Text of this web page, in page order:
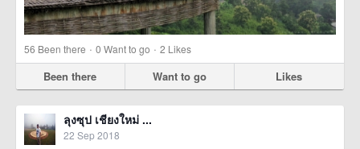
56 Been there · 0 Want to go · 2 Likes
Been there Want to go Likes
ลุงซุป เชียงใหม่ ...
22 Sep 2018